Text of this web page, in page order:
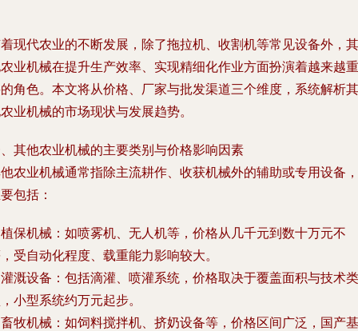
现代农业的不断发展，除了拖拉机、收割机等常见设备外，其
业机械在提升生产效率、实现精细化作业方面扮演着越来越重
角色。本文将从价格、厂家与批发渠道三个维度，系统解析其
业机械的市场现状与发展趋势。
其他农业机械的主要类别与价格影响因素
农业机械通常指除主流耕作、收获机械外的辅助或专用设备，
包括：
保机械：如喷雾机、无人机等，价格从几千元到数十万元不
受自动化程度、载重能力影响较大。
溉设备：包括滴灌、喷灌系统，价格取决于覆盖面积与技术类
小型系统约万元起步。
牧机械：如饲料搅拌机、挤奶设备等，价格区间广泛，国产基